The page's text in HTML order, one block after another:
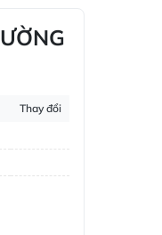
Thay đổi